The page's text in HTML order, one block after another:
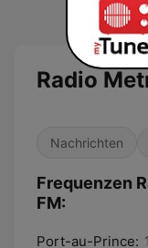
Radio
Nachrichten
Frequenzen
FM:
Port-au-Prince: